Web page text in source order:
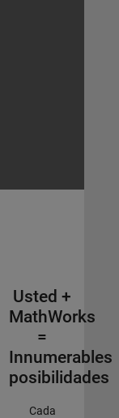
Usted +
MathWorks
=
Innumerables
posibilidades
Cada